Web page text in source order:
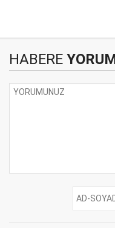
HABERE